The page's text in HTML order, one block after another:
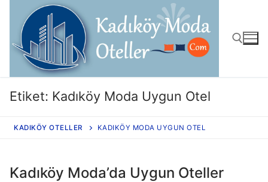
Etiket: Kadıköy Moda Uygun Otel
KADIKÖY OTELLER KADIKÖY MODA UYGUN OTEL
Kadıköy Moda’da Uygun Oteller